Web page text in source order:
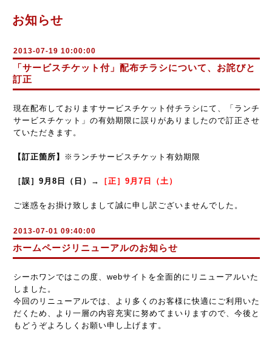
お知らせ
2013-07-19 10:00:00
「サービスチケット付」配布チラシについて、お詫びと
訂正
現在配布しておりますサービスチケット付チラシにて、「ランチ
サービスチケット」の有効期限に誤りがありましたので訂正させ
ていただきます。
【訂正箇所】 ※ランチサービスチケット有効期限
［誤］9月8日（日）→ ［正］9月7日（土）
ご迷惑をお掛け致しまして誠に申し訳ございませんでした。
2013-07-01 09:40:00
ホームページリニューアルのお知らせ
シーホワンではこの度、webサイトを全面的にリニューアルいた
しました。
今回のリニューアルでは、より多くのお客様に快適にご利用いた
だくため、より一層の内容充実に努めてまいりますので、今後と
もどうぞよろしくお願い申し上げます。